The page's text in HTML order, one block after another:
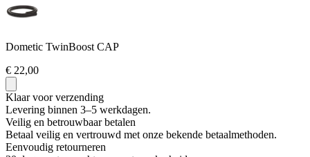
Dometic TwinBoost CAP
€ 22,00
Klaar voor verzending
Levering binnen 3–5 werkdagen.
Veilig en betrouwbaar betalen
Betaal veilig en vertrouwd met onze bekende betaalmethoden.
Eenvoudig retourneren